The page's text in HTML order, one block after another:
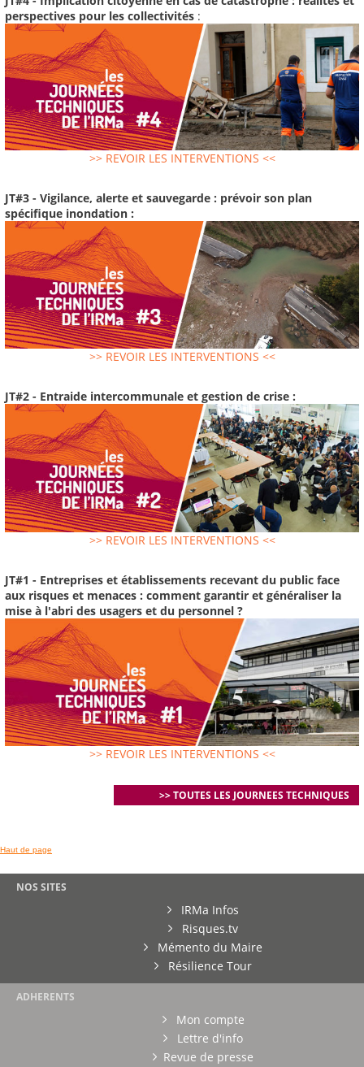
perspectives pour les collectivités :
>> REVOIR LES INTERVENTIONS <<
JT#3 - Vigilance, alerte et sauvegarde : prévoir son plan
spécifique inondation :
>> REVOIR LES INTERVENTIONS <<
JT#2 - Entraide intercommunale et gestion de crise :
>> REVOIR LES INTERVENTIONS <<
JT#1 - Entreprises et établissements recevant du public face
aux risques et menaces : comment garantir et généraliser la
mise à l'abri des usagers et du personnel ?
>> REVOIR LES INTERVENTIONS <<
>> TOUTES LES JOURNEES TECHNIQUES
Haut de page
NOS SITES
IRMa Infos
Risques.tv
Mémento du Maire
Résilience Tour
ADHERENTS
Mon compte
Lettre d'info
Revue de presse